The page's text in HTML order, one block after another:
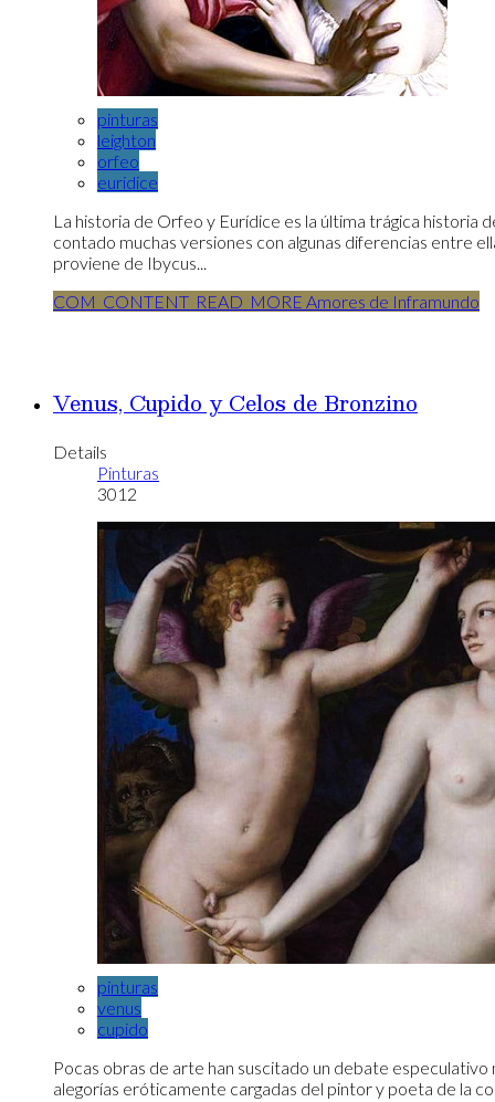
pinturas
leighton
orfeo
euridice
La historia de Orfeo y Eurídice es la última trágica historia
contado muchas versiones con algunas diferencias entre
proviene de Ibycus...
COM_CONTENT_READ_MORE Amores de Inframundo
Venus, Cupido y Celos de Bronzino
Details
Pinturas
3012
pinturas
venus
cupido
Pocas obras de arte han suscitado un debate especulativo
alegorías eróticamente cargadas del pintor y poeta de la